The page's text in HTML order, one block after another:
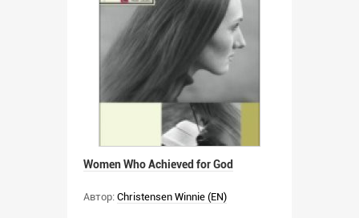
Women Who Achieved for God
Автор: Christensen Winnie (EN)